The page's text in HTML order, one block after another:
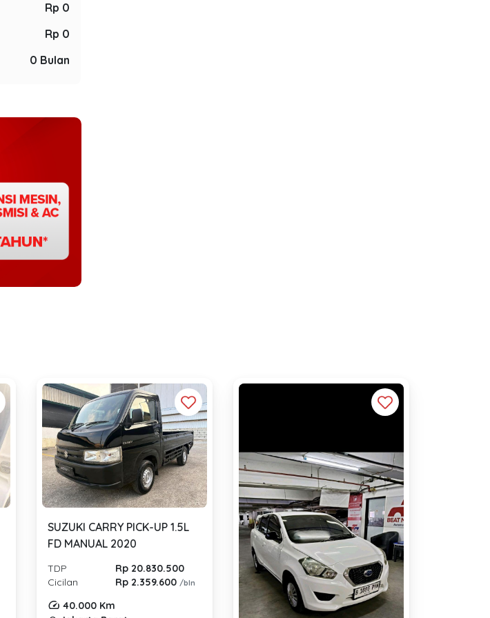
Rp 0
Rp 0
0 Bulan
SUZUKI CARRY PICK-UP 1.5L
FD MANUAL 2020
TDP
Rp 20.830.500
Cicilan
Rp 2.359.600/bln
40.000 Km